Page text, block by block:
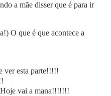
a mãe disser que é para ir
O que é que acontece a
ver esta parte!!!!!
vai a mana!!!!!!!